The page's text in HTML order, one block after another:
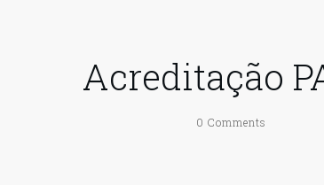
Acreditação
0 Comments